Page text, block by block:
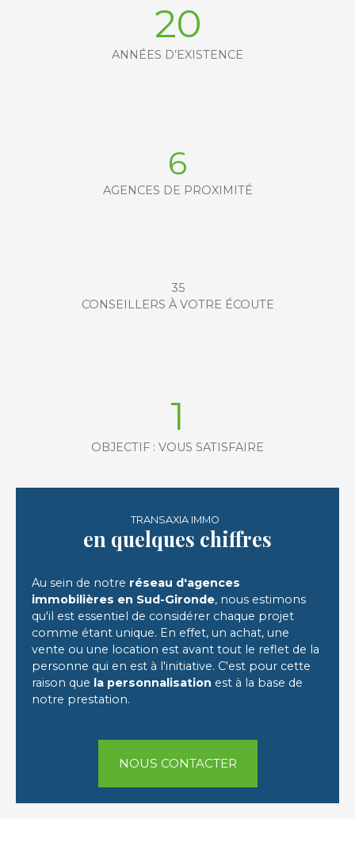
20
ANNÉES D’EXISTENCE
6
AGENCES DE PROXIMITÉ
35
CONSEILLERS À VOTRE ÉCOUTE
1
OBJECTIF : VOUS SATISFAIRE
TRANSAXIA IMMO
en quelques chiffres
Au sein de notre réseau d'agences
immobilières en Sud-Gironde, nous estimons
qu'il est essentiel de considérer chaque projet
comme étant unique. En effet, un achat, une
vente ou une location est avant tout le reflet de la
personne qui en est à l'initiative. C'est pour cette
raison que la personnalisation est à la base de
notre prestation.
NOUS CONTACTER